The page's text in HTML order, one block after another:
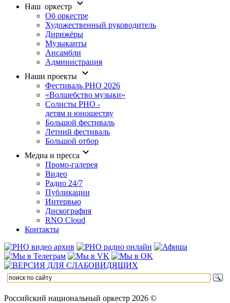
Наш оркестр
Об оркестре
Художественный руководитель
Дирижёры
Музыканты
Ансамбли
Администрация
Наши проекты
Фестиваль РНО 2026
«Волшебство музыки»
Солисты РНО -
детям и юношеству
Большой фестиваль
Летний фестиваль
Большой отбор
Медиа и пресса
Промо-галерея
Видео
Радио 24/7
Публикации
Интервью
Дискография
RNO Cloud
Контакты
Российский национальный оркестр 2026 ©